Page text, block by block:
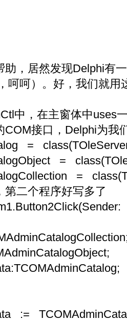
助，居然发现Delphi有
呵呵）。好，我们就用
中，在主窗体中uses
COM接口，Delphi为
=
=
=
第二个程序好写多了
:=